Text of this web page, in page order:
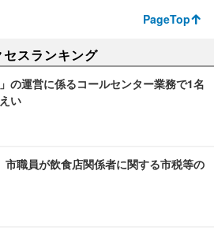
PageTop
セスランキング
」の運営に係るコールセンター業務で1名
い
職員が飲食店関係者に関する市税等の